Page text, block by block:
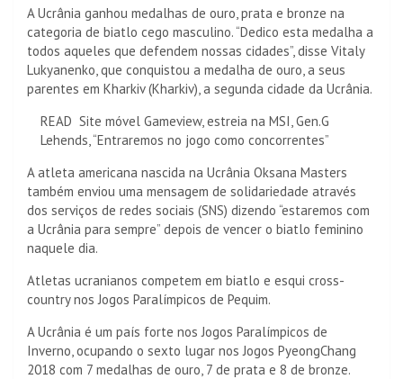
A Ucrânia ganhou medalhas de ouro, prata e bronze na
categoria de biatlo cego masculino. “Dedico esta medalha a
todos aqueles que defendem nossas cidades”, disse Vitaly
Lukyanenko, que conquistou a medalha de ouro, a seus
parentes em Kharkiv (Kharkiv), a segunda cidade da Ucrânia.
READ Site móvel Gameview, estreia na MSI, Gen.G
Lehends, “Entraremos no jogo como concorrentes”
A atleta americana nascida na Ucrânia Oksana Masters
também enviou uma mensagem de solidariedade através
dos serviços de redes sociais (SNS) dizendo “estaremos com
a Ucrânia para sempre” depois de vencer o biatlo feminino
naquele dia.
Atletas ucranianos competem em biatlo e esqui cross-
country nos Jogos Paralímpicos de Pequim.
A Ucrânia é um país forte nos Jogos Paralímpicos de
Inverno, ocupando o sexto lugar nos Jogos PyeongChang
2018 com 7 medalhas de ouro, 7 de prata e 8 de bronze.